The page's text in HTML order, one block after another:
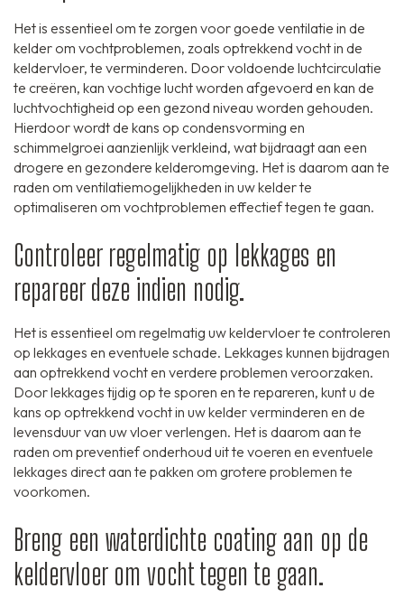
Het is essentieel om te zorgen voor goede ventilatie in de
kelder om vochtproblemen, zoals optrekkend vocht in de
keldervloer, te verminderen. Door voldoende luchtcirculatie
te creëren, kan vochtige lucht worden afgevoerd en kan de
luchtvochtigheid op een gezond niveau worden gehouden.
Hierdoor wordt de kans op condensvorming en
schimmelgroei aanzienlijk verkleind, wat bijdraagt aan een
drogere en gezondere kelderomgeving. Het is daarom aan te
raden om ventilatiemogelijkheden in uw kelder te
optimaliseren om vochtproblemen effectief tegen te gaan.
Controleer regelmatig op lekkages en
repareer deze indien nodig.
Het is essentieel om regelmatig uw keldervloer te controleren
op lekkages en eventuele schade. Lekkages kunnen bijdragen
aan optrekkend vocht en verdere problemen veroorzaken.
Door lekkages tijdig op te sporen en te repareren, kunt u de
kans op optrekkend vocht in uw kelder verminderen en de
levensduur van uw vloer verlengen. Het is daarom aan te
raden om preventief onderhoud uit te voeren en eventuele
lekkages direct aan te pakken om grotere problemen te
voorkomen.
Breng een waterdichte coating aan op de
keldervloer om vocht tegen te gaan.